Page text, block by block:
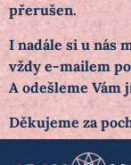
přerušen.
I nadále si u nás
vždy e-mailem
A odešleme Vám
Děkujeme za